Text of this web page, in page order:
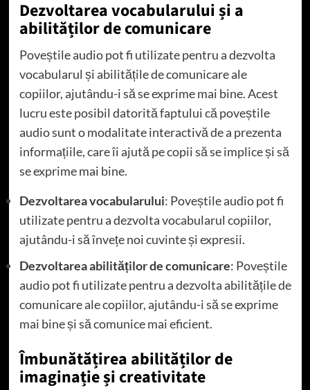
Dezvoltarea vocabularului și a
abilităților de comunicare
Poveștile audio pot fi utilizate pentru a dezvolta
vocabularul și abilitățile de comunicare ale
copiilor, ajutându-i să se exprime mai bine. Acest
lucru este posibil datorită faptului că poveștile
audio sunt o modalitate interactivă de a prezenta
informațiile, care îi ajută pe copii să se implice și să
se exprime mai bine.
Dezvoltarea vocabularului: Poveștile audio pot fi
utilizate pentru a dezvolta vocabularul copiilor,
ajutându-i să învețe noi cuvinte și expresii.
Dezvoltarea abilităților de comunicare: Poveștile
audio pot fi utilizate pentru a dezvolta abilitățile de
comunicare ale copiilor, ajutându-i să se exprime
mai bine și să comunice mai eficient.
Îmbunătățirea abilităților de
imaginație și creativitate